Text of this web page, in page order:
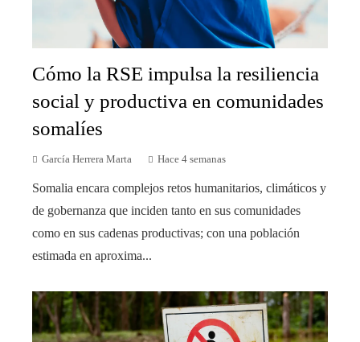
Cómo la RSE impulsa la resiliencia
social y productiva en comunidades
somalíes
García Herrera Marta Hace 4 semanas
Somalia encara complejos retos humanitarios, climáticos y
de gobernanza que inciden tanto en sus comunidades
como en sus cadenas productivas; con una población
estimada en aproxima...